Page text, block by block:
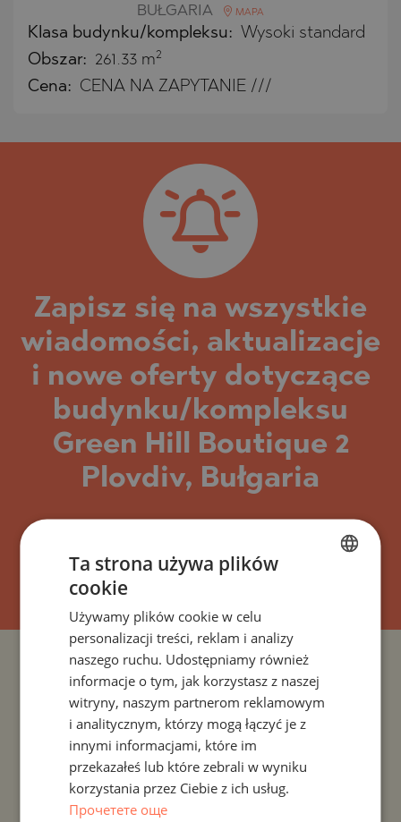
BUŁGARIA
MAPA
Klasa budynku/kompleksu: Wysoki standard
Obszar: 261.33 m2
Cena: CENA NA ZAPYTANIE ///
Zapisz się na wszystkie
wiadomości, aktualizacje
i nowe oferty dotyczące
budynku/kompleksu
Green Hill Boutique 2
Plovdiv, Bułgaria
SUBSKRYBOWAĆ
PROJEKTY I NIERUCHOMOŚCI WEDŁUG KRAJU
PROJEKTY I NIERUCHOMOŚCI WEDŁUG ROZLICZENIA
PROJEKTY I NIERUCHOMOŚCI WEDŁUG TYPU
NIERUCHOMOŚCI
GERMAN
FRENCH
ROMANIAN
Ta strona używa plików
cookie
Używamy plików cookie w celu
personalizacji treści, reklam i analizy
naszego ruchu. Udostępniamy również
informacje o tym, jak korzystasz z naszej
witryny, naszym partnerom reklamowym
i analitycznym, którzy mogą łączyć je z
innymi informacjami, które im
przekazałeś lub które zebrali w wyniku
korzystania przez Ciebie z ich usług.
Прочетете още